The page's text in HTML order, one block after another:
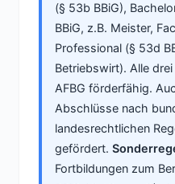
(§ 53b BBiG),
BBiG, z.B. Meister,
Professional (§ 53d
Betriebswirt). Alle
AFBG förderfähig.
Abschlüsse nach
landesrechtlichen
gefördert.
Fortbildungen zum